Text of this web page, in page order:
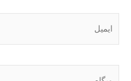
وبگاه